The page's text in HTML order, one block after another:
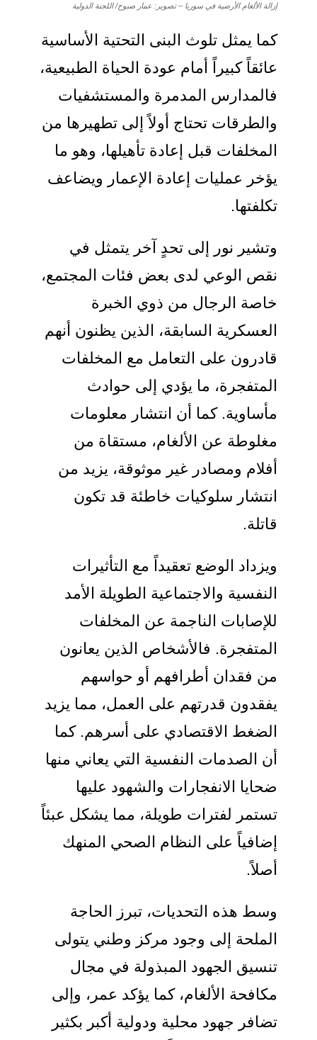
إزالة الألغام الأرضية في سوريا – تصوير: عمار صبوح/ اللجنة الدولية
كما يمثل تلوث البنى التحتية الأساسية
عائقاً كبيراً أمام عودة الحياة الطبيعية،
فالمدارس المدمرة والمستشفيات
والطرقات تحتاج أولاً إلى تطهيرها من
المخلفات قبل إعادة تأهيلها، وهو ما
يؤخر عمليات إعادة الإعمار ويضاعف
تكلفتها.
وتشير نور إلى تحدٍ آخر يتمثل في
نقص الوعي لدى بعض فئات المجتمع،
خاصة الرجال من ذوي الخبرة
العسكرية السابقة، الذين يظنون أنهم
قادرون على التعامل مع المخلفات
المتفجرة، ما يؤدي إلى حوادث
مأساوية. كما أن انتشار معلومات
مغلوطة عن الألغام، مستقاة من
أفلام ومصادر غير موثوقة، يزيد من
انتشار سلوكيات خاطئة قد تكون
قاتلة.
ويزداد الوضع تعقيداً مع التأثيرات
النفسية والاجتماعية الطويلة الأمد
للإصابات الناجمة عن المخلفات
المتفجرة. فالأشخاص الذين يعانون
من فقدان أطرافهم أو حواسهم
يفقدون قدرتهم على العمل، مما يزيد
الضغط الاقتصادي على أسرهم. كما
أن الصدمات النفسية التي يعاني منها
ضحايا الانفجارات والشهود عليها
تستمر لفترات طويلة، مما يشكل عبئاً
إضافياً على النظام الصحي المنهك
أصلاً.
وسط هذه التحديات، تبرز الحاجة
الملحة إلى وجود مركز وطني يتولى
تنسيق الجهود المبذولة في مجال
مكافحة الألغام، كما يؤكد عمر، وإلى
تضافر جهود محلية ودولية أكبر بكثير